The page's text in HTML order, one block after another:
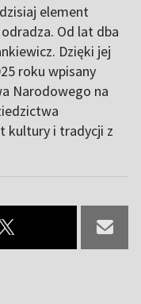
element
Od lat dba
Dzięki jej
roku wpisany
Narodowego na
kultury i tradycji z